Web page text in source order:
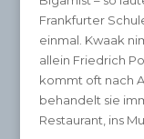
Frankfurter
einmal. Kwaak
allein Friedrich
kommt oft nach
behandelt sie
Restaurant, ins